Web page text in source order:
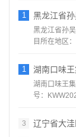
1 黑龙江省
黑龙江省孙
目所在地区
1 湖南口味
湖南口味王
号：
3 辽宁省大